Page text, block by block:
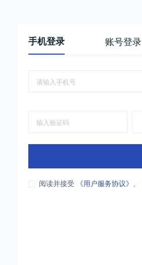
手机登录 账号登录
阅读并接受 《用户服务协议》 、